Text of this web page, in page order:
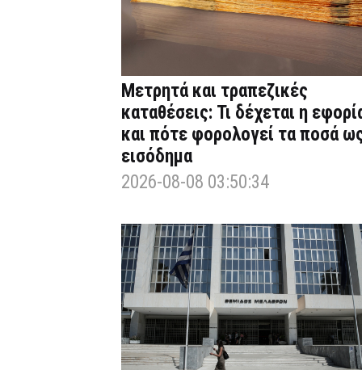
Μετρητά και τραπεζικές
καταθέσεις: Τι δέχεται η
και πότε φορολογεί τα ποσά
εισόδημα
2026-08-08 03:50:34